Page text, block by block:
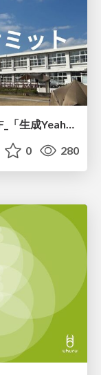
鹿屋ワーケーションサミット_チームF_「生成Yeah~Iアプリ」の紹介
0 280